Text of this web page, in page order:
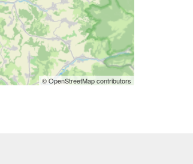
© OpenStreetMap contributors